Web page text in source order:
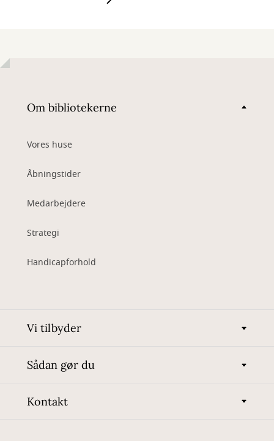
Om bibliotekerne
Vores huse
Åbningstider
Medarbejdere
Strategi
Handicapforhold
Vi tilbyder
Sådan gør du
Kontakt